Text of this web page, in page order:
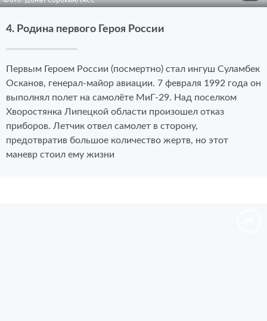
4. Родина первого Героя России
Первым Героем России (посмертно) стал ингуш Суламбек
Осканов, генерал-майор авиации. 7 февраля 1992 года он
выполнял полет на самолёте МиГ-29. Над поселком
Хворостянка Липецкой области произошел отказ
приборов. Летчик отвел самолет в сторону,
предотвратив большое количество жертв, но этот
маневр стоил ему жизни